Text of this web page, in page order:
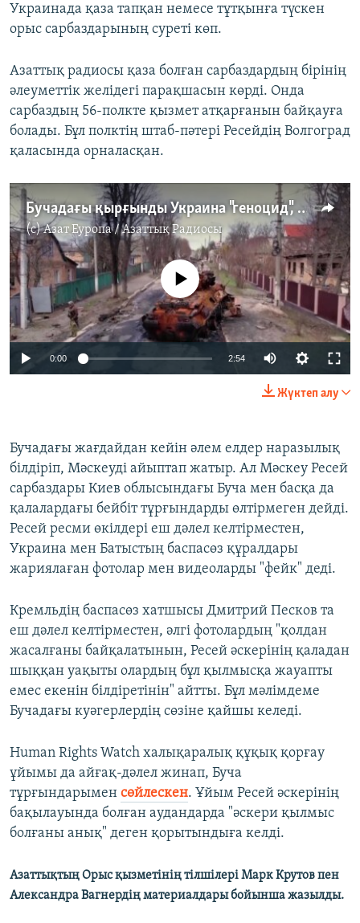
Украинада қаза тапқан немесе тұтқынға түскен
орыс сарбаздарының суреті көп.
Азаттық радиосы қаза болған сарбаздардың бірінің
әлеуметтік желідегі парақшасын көрді. Онда
сарбаздың 56-полкте қызмет атқарғанын байқауға
болады. Бұл полктің штаб-пәтері Ресейдің Волгоград
қаласында орналасқан.
Бучадағы қырғынды Украина "геноцид", Ресей "фейк" дейді
(c)Азат Еуропа / Азаттық Радиосы
1080p
No media source currently available
0:00 2:54
720p
1080p
Жүктеп алу
Бучадағы жағдайдан кейін әлем елдер наразылық
білдіріп, Мәскеуді айыптап жатыр. Ал Мәскеу Ресей
сарбаздары Киев облысындағы Буча мен басқа да
қалалардағы бейбіт тұрғындарды өлтірмеген дейді.
Ресей ресми өкілдері еш дәлел келтірместен,
Украина мен Батыстың баспасөз құралдары
жариялаған фотолар мен видеоларды "фейк" деді.
Кремльдің баспасөз хатшысы Дмитрий Песков та
еш дәлел келтірместен, әлгі фотолардың "қолдан
жасалғаны байқалатынын, Ресей әскерінің қаладан
шыққан уақыты олардың бұл қылмысқа жауапты
емес екенін білдіретінін" айтты. Бұл мәлімдеме
Бучадағы куәгерлердің сөзіне қайшы келеді.
Human Rights Watch халықаралық құқық қорғау
ұйымы да айғақ-дәлел жинап, Буча
тұрғындарымен сөйлескен. Ұйым Ресей әскерінің
бақылауында болған аудандарда "әскери қылмыс
болғаны анық" деген қорытындыға келді.
Азаттықтың Орыс қызметінің тілшілері Марк Крутов пен
Александра Вагнердің материалдары бойынша жазылды.